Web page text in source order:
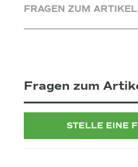
FRAGEN ZUM ARTIKEL
Fragen zum
STELLE EINE